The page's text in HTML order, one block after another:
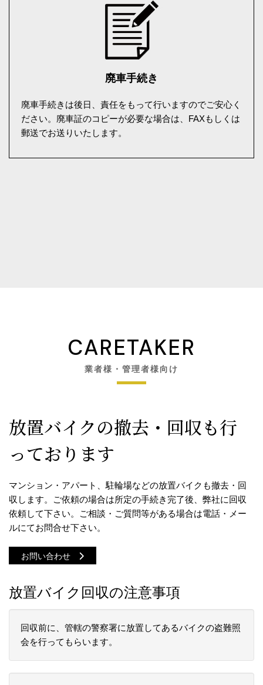
廃車手続き
廃車手続きは後日、責任をもって行いますのでご安心く
ださい。廃車証のコピーが必要な場合は、FAXもしくは
郵送でお送りいたします。
CARETAKER
業者様・管理者様向け
放置バイクの撤去・回収も行
っております
マンション・アパート、駐輪場などの放置バイクも撤去・回
収します。ご依頼の場合は所定の手続き完了後、弊社に回収
依頼して下さい。ご相談・ご質問等がある場合は電話・メー
ルにてお問合せ下さい。
お問い合わせ
放置バイク回収の注意事項
回収前に、管轄の警察署に放置してあるバイクの盗難照
会を行ってもらいます。